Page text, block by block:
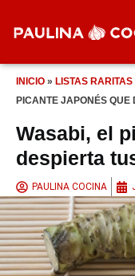
INICIO » LISTAS RARITAS
PICANTE JAPONÉS QUE
Wasabi, el
despierta
PAULINA COCINA